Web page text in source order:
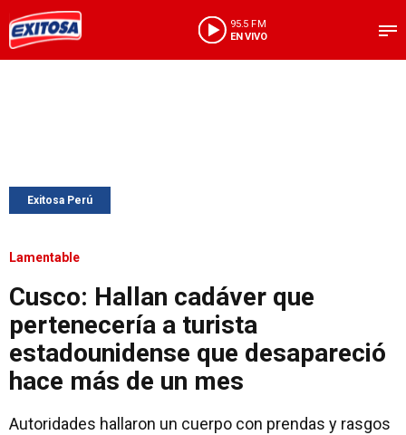
95.5 FM
EN VIVO
Exitosa Perú
Lamentable
Cusco: Hallan cadáver que
pertenecería a turista
estadounidense que desapareció
hace más de un mes
Autoridades hallaron un cuerpo con prendas y rasgos